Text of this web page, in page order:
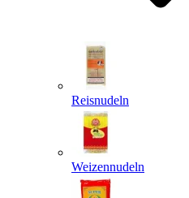
Reisnudeln
Weizennudeln